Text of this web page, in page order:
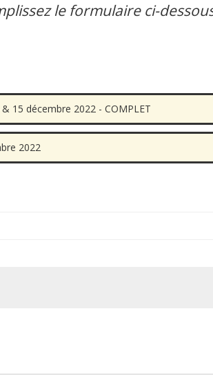
le formulaire ci-
15 décembre 2022 - COMPLET
2022